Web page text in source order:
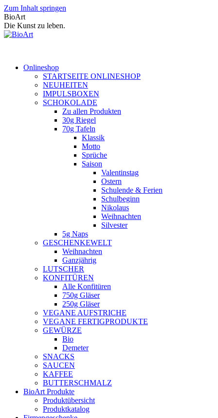
Zum Inhalt springen
BioArt
Die Kunst zu leben.
Onlineshop
STARTSEITE ONLINESHOP
NEUHEITEN
IMPULSBOXEN
SCHOKOLADE
Zu allen Produkten
30g Riegel
70g Tafeln
Klassik
Motto
Sprüche
Saison
Valentinstag
Ostern
Schulende & Ferien
Schulbeginn
Nikolaus
Weihnachten
Silvester
5g Naps
GESCHENKEWELT
Weihnachten
Ganzjährig
LUTSCHER
KONFITÜREN
Alle Konfitüren
750g Gläser
250g Gläser
VEGANE AUFSTRICHE
VEGANE FERTIGPRODUKTE
GEWÜRZE
Bio
Demeter
SNACKS
SAUCEN
KAFFEE
BUTTERSCHMALZ
BioArt Produkte
Produktübersicht
Produktkatalog